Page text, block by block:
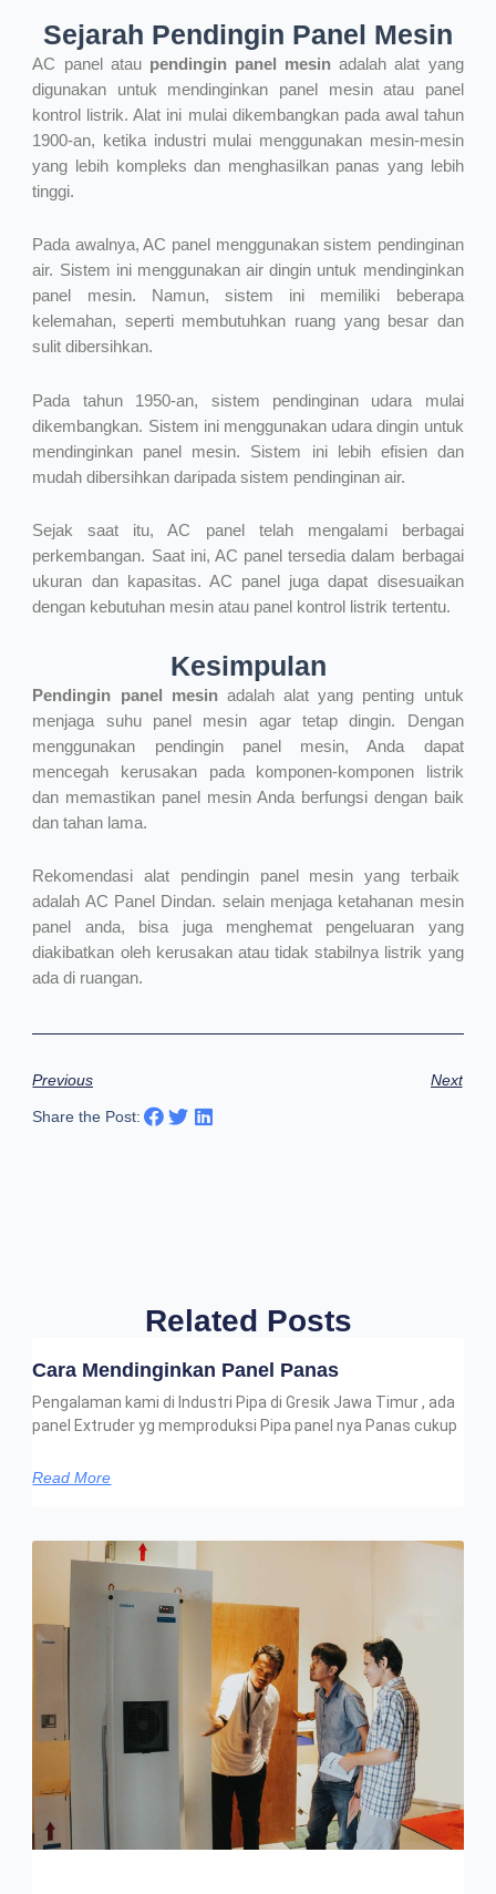
Sejarah Pendingin Panel Mesin
AC panel atau pendingin panel mesin adalah alat yang
digunakan untuk mendinginkan panel mesin atau panel
kontrol listrik. Alat ini mulai dikembangkan pada awal tahun
1900-an, ketika industri mulai menggunakan mesin-mesin
yang lebih kompleks dan menghasilkan panas yang lebih
tinggi.
Pada awalnya, AC panel menggunakan sistem pendinginan
air. Sistem ini menggunakan air dingin untuk mendinginkan
panel mesin. Namun, sistem ini memiliki beberapa
kelemahan, seperti membutuhkan ruang yang besar dan
sulit dibersihkan.
Pada tahun 1950-an, sistem pendinginan udara mulai
dikembangkan. Sistem ini menggunakan udara dingin untuk
mendinginkan panel mesin. Sistem ini lebih efisien dan
mudah dibersihkan daripada sistem pendinginan air.
Sejak saat itu, AC panel telah mengalami berbagai
perkembangan. Saat ini, AC panel tersedia dalam berbagai
ukuran dan kapasitas. AC panel juga dapat disesuaikan
dengan kebutuhan mesin atau panel kontrol listrik tertentu.
Kesimpulan
Pendingin panel mesinadalah alat yang penting untuk
menjaga suhu panel mesin agar tetap dingin. Dengan
menggunakan pendingin panel mesin, Anda dapat
mencegah kerusakan pada komponen-komponen listrik
dan memastikan panel mesin Anda berfungsi dengan baik
dan tahan lama.
Rekomendasi alat pendingin panel mesin yang terbaik
adalah AC Panel Dindan. selain menjaga ketahanan mesin
panel anda, bisa juga menghemat pengeluaran yang
diakibatkan oleh kerusakan atau tidak stabilnya listrik yang
ada di ruangan.
Previous Next
Share the Post:
Related Posts
Cara Mendinginkan Panel Panas
Pengalaman kami di Industri Pipa di Gresik Jawa Timur , ada
panel Extruder yg memproduksi Pipa panel nya Panas cukup
Read More